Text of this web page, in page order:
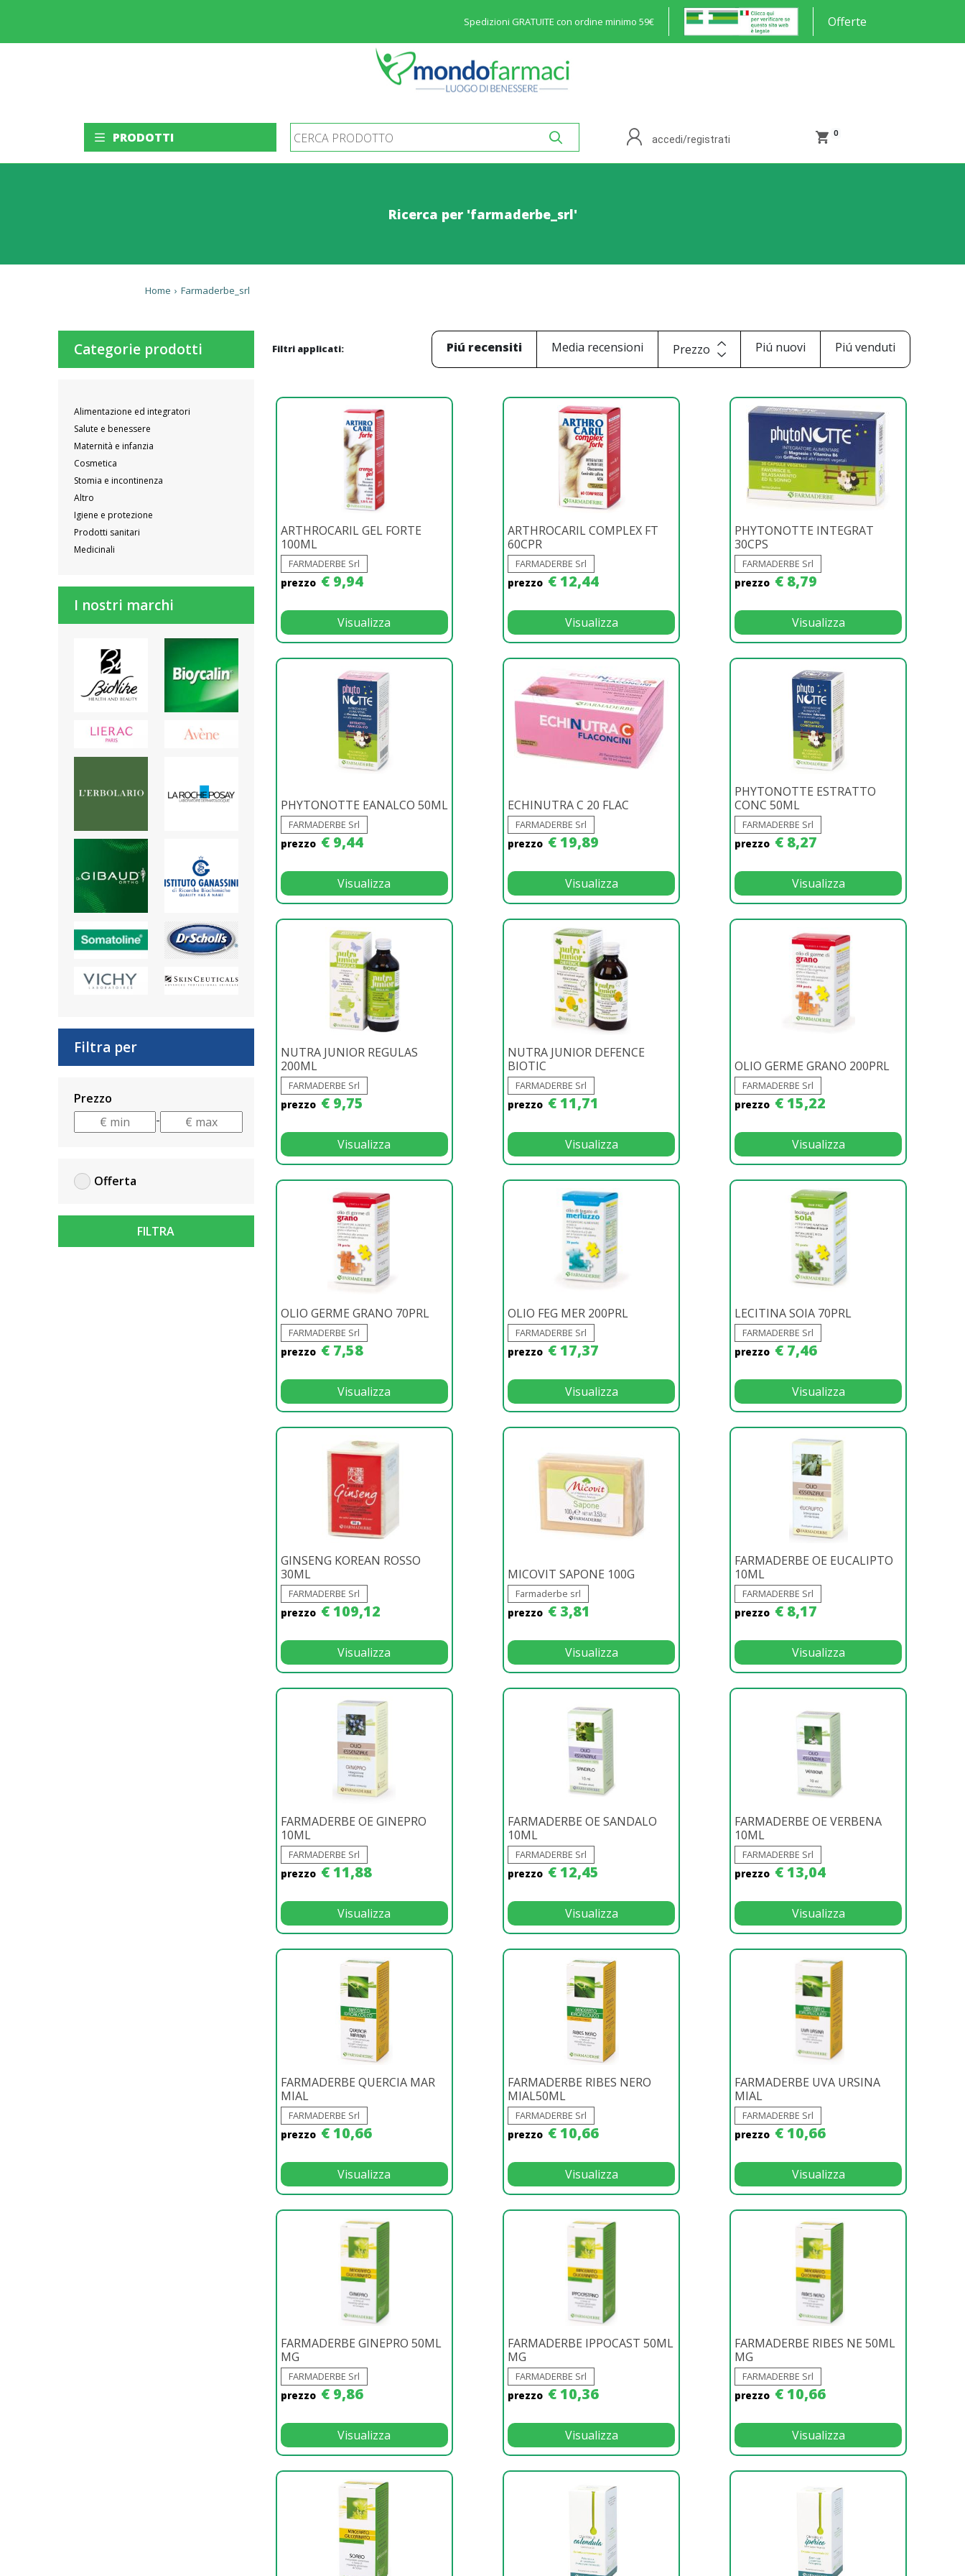
Spedizioni GRATUITE con ordine minimo 59€ Offerte
PRODOTTI accedi/registrati
0
Ricerca per 'farmaderbe_srl'
Home › Farmaderbe_srl
Categorie prodotti
Alimentazione ed integratori
Salute e benessere
Maternità e infanzia
Cosmetica
Stomia e incontinenza
Altro
Igiene e protezione
Prodotti sanitari
Medicinali
I nostri marchi
Filtra per
Prezzo
-
Offerta
FILTRA
Filtri applicati: Piú recensiti Media recensioni Prezzo Piú nuovi Piú venduti
ARTHROCARIL GEL FORTE
100ML
FARMADERBE Srl
prezzo € 9,94
Visualizza
ARTHROCARIL COMPLEX FT
60CPR
FARMADERBE Srl
prezzo € 12,44
Visualizza
PHYTONOTTE INTEGRAT
30CPS
FARMADERBE Srl
prezzo € 8,79
Visualizza
PHYTONOTTE EANALCO 50ML
FARMADERBE Srl
prezzo € 9,44
Visualizza
ECHINUTRA C 20 FLAC
FARMADERBE Srl
prezzo € 19,89
Visualizza
PHYTONOTTE ESTRATTO
CONC 50ML
FARMADERBE Srl
prezzo € 8,27
Visualizza
NUTRA JUNIOR REGULAS
200ML
FARMADERBE Srl
prezzo € 9,75
Visualizza
NUTRA JUNIOR DEFENCE
BIOTIC
FARMADERBE Srl
prezzo € 11,71
Visualizza
OLIO GERME GRANO 200PRL
FARMADERBE Srl
prezzo € 15,22
Visualizza
OLIO GERME GRANO 70PRL
FARMADERBE Srl
prezzo € 7,58
Visualizza
OLIO FEG MER 200PRL
FARMADERBE Srl
prezzo € 17,37
Visualizza
LECITINA SOIA 70PRL
FARMADERBE Srl
prezzo € 7,46
Visualizza
GINSENG KOREAN ROSSO
30ML
FARMADERBE Srl
prezzo € 109,12
Visualizza
MICOVIT SAPONE 100G
Farmaderbe srl
prezzo € 3,81
Visualizza
FARMADERBE OE EUCALIPTO
10ML
FARMADERBE Srl
prezzo € 8,17
Visualizza
FARMADERBE OE GINEPRO
10ML
FARMADERBE Srl
prezzo € 11,88
Visualizza
FARMADERBE OE SANDALO
10ML
FARMADERBE Srl
prezzo € 12,45
Visualizza
FARMADERBE OE VERBENA
10ML
FARMADERBE Srl
prezzo € 13,04
Visualizza
FARMADERBE QUERCIA MAR
MIAL
FARMADERBE Srl
prezzo € 10,66
Visualizza
FARMADERBE RIBES NERO
MIAL50ML
FARMADERBE Srl
prezzo € 10,66
Visualizza
FARMADERBE UVA URSINA
MIAL
FARMADERBE Srl
prezzo € 10,66
Visualizza
FARMADERBE GINEPRO 50ML
MG
FARMADERBE Srl
prezzo € 9,86
Visualizza
FARMADERBE IPPOCAST 50ML
MG
FARMADERBE Srl
prezzo € 10,36
Visualizza
FARMADERBE RIBES NE 50ML
MG
FARMADERBE Srl
prezzo € 10,66
Visualizza